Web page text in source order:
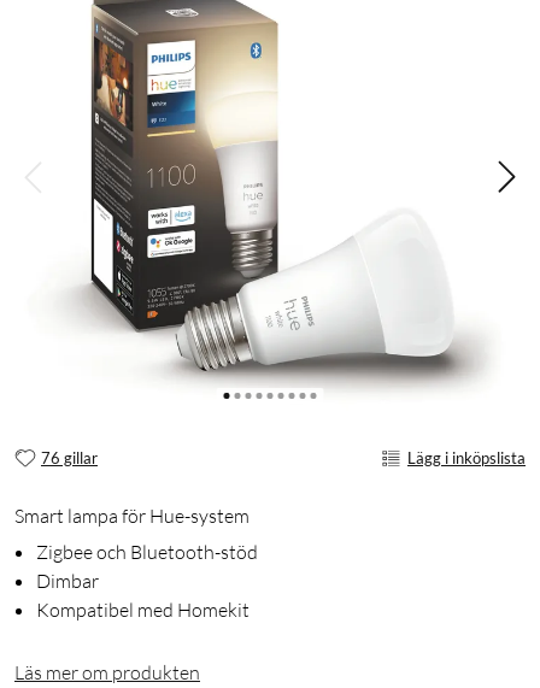
76 gillar Lägg i inköpslista
Smart lampa för Hue-system
Zigbee och Bluetooth-stöd
Dimbar
Kompatibel med Homekit
Läs mer om produkten